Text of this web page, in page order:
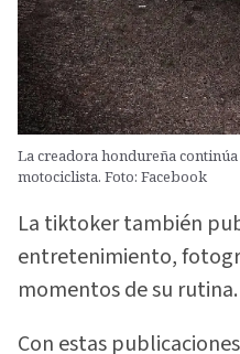
La creadora hondureña
motociclista. Foto: Facebook
La tiktoker también
entretenimiento,
momentos de su rutina.
Con estas